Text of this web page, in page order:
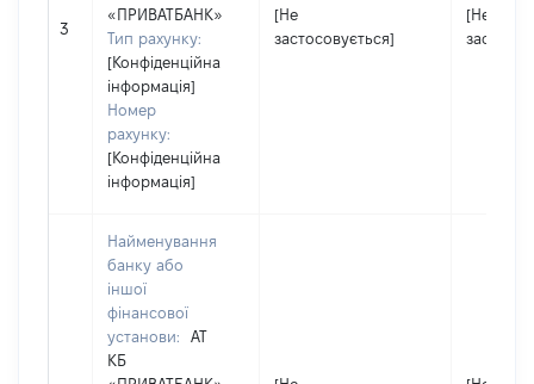
3
«ПРИВАТБАНК»
Тип рахунку:
[Конфіденційна
інформація]
Номер
рахунку:
[Конфіденційна
інформація]
[Не
застосовується]
[Не
Найменування
банку або
іншої
фінансової
установи:
АТ
КБ